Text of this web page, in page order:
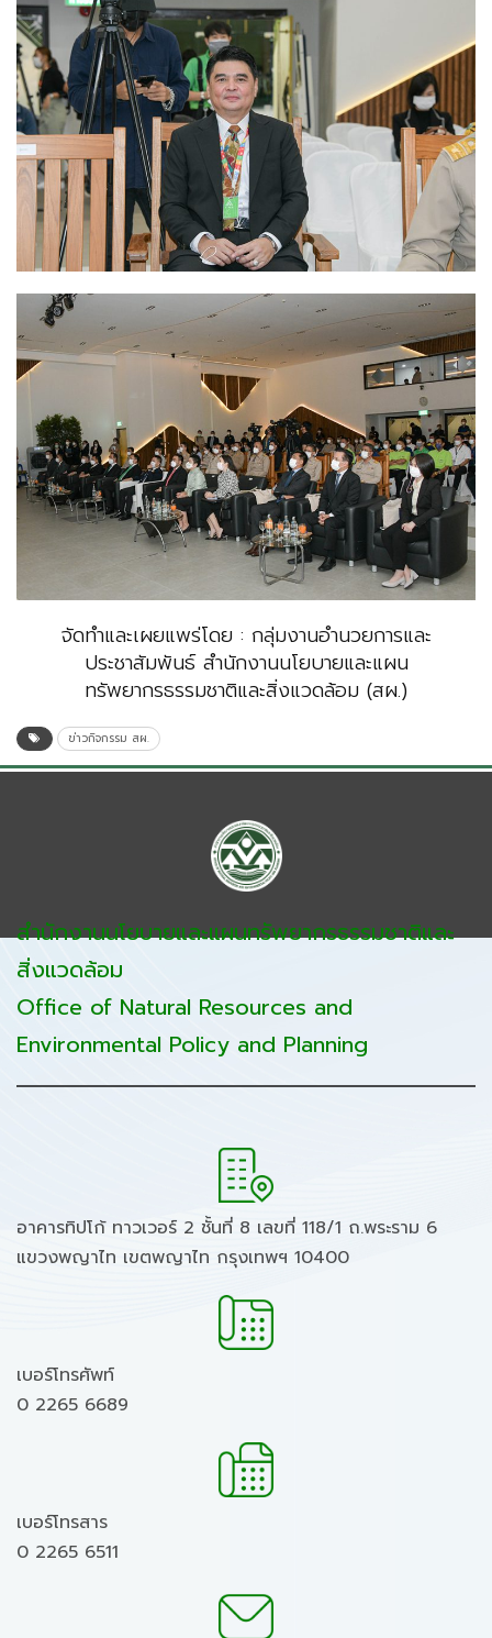
จัดทำและเผยแพร่โดย : กลุ่มงานอำนวยการและ
ประชาสัมพันธ์ สำนักงานนโยบายและแผน
ทรัพยากรธรรมชาติและสิ่งแวดล้อม (สผ.)
ข่าวกิจกรรม สผ.
สำนักงานนโยบายและแผนทรัพยากรธรรมชาติและ
สิ่งแวดล้อม
Office of Natural Resources and
Environmental Policy and Planning
อาคารทิปโก้ ทาวเวอร์ 2 ชั้นที่ 8 เลขที่ 118/1 ถ.พระราม 6
แขวงพญาไท เขตพญาไท กรุงเทพฯ 10400
เบอร์โทรศัพท์
0 2265 6689
เบอร์โทรสาร
0 2265 6511